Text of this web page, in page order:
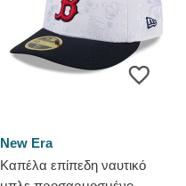
New Era
Καπέλα επίπεδη ναυτικό